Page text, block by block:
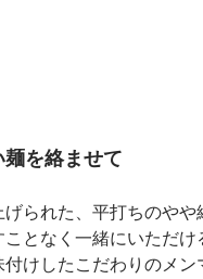
を絡ませて
られた、平打ちのや
となく一緒にいただけ
けしたこだわりのメ